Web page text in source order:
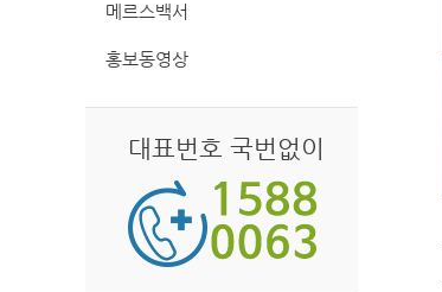
메르스백서
홍보동영상
대표번호 국번없이